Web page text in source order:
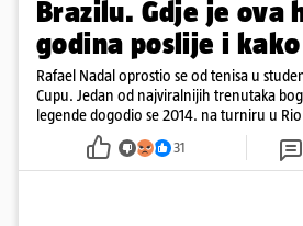
Brazilu. Gdje je ova
godina poslije i
Rafael Nadal oprostio se od tenisa u
Cupu. Jedan od najviralnijih trenutaka
legende dogodio se 2014. na turniru u
pažnju odvlačila ljepotica iza klupe
31